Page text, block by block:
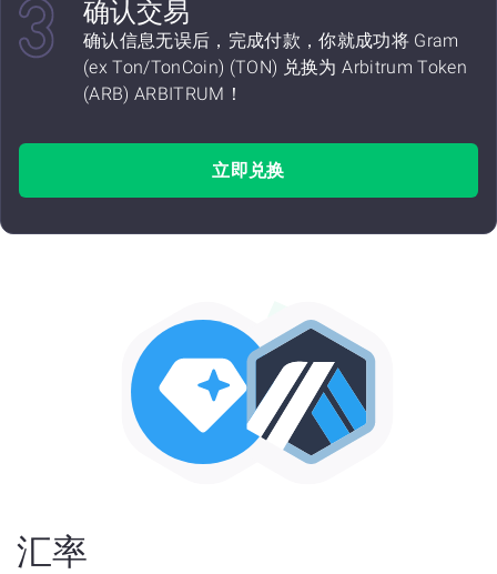
确认交易
确认信息无误后，完成付款，你就成功将 Gram
(ex Ton/TonCoin) (TON) 兑换为 Arbitrum Token
(ARB) ARBITRUM！
立即兑换
汇率